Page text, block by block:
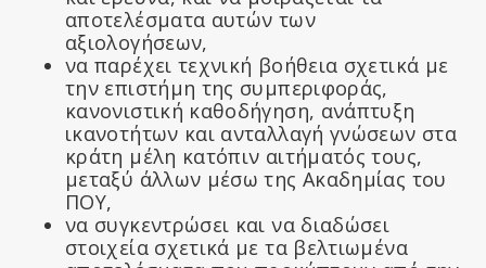
αποτελέσματα αυτών των
αξιολογήσεων,
να παρέχει τεχνική βοήθεια σχετικά με
την επιστήμη της συμπεριφοράς,
κανονιστική καθοδήγηση, ανάπτυξη
ικανοτήτων και ανταλλαγή γνώσεων στα
κράτη μέλη κατόπιν αιτήματός τους,
μεταξύ άλλων μέσω της Ακαδημίας του
ΠΟΥ,
να συγκεντρώσει και να διαδώσει
στοιχεία σχετικά με τα βελτιωμένα